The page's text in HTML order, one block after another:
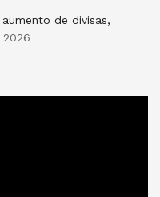
de divisas,